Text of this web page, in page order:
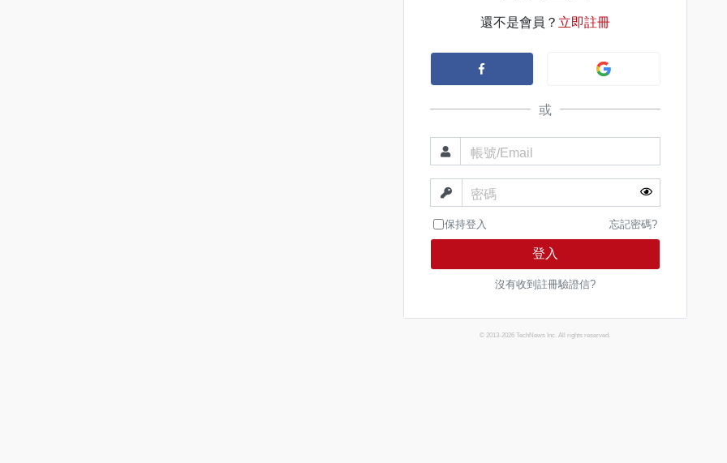
還不是會員？ 立即註冊
或
帳號/Email
密碼
保持登入 忘記密碼?
登入
沒有收到註冊驗證信?
© 2013-2026 TechNews Inc. All rights reserved.